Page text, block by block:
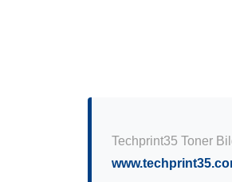
Techprint35 Toner